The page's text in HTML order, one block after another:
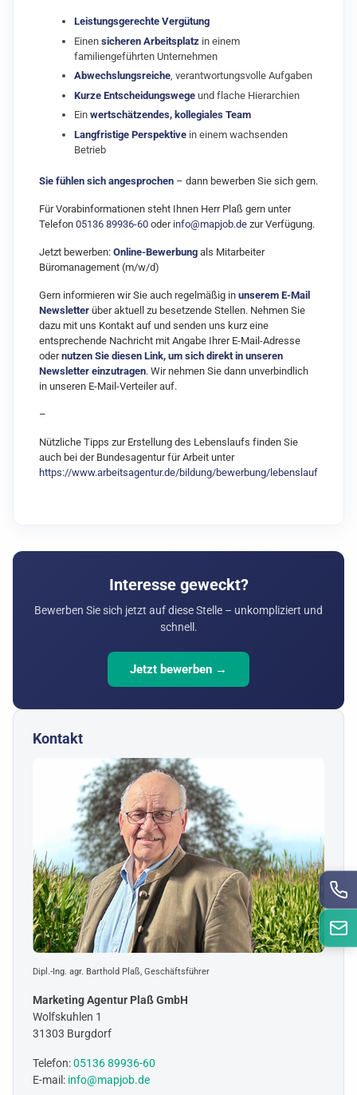
Leistungsgerechte Vergütung
Einen sicheren Arbeitsplatz in einem
familiengeführten Unternehmen
Abwechslungsreiche, verantwortungsvolle Aufgaben
Kurze Entscheidungswege und flache Hierarchien
Ein wertschätzendes, kollegiales Team
Langfristige Perspektive in einem wachsenden
Betrieb
Sie fühlen sich angesprochen – dann bewerben Sie sich gern.
Für Vorabinformationen steht Ihnen Herr Plaß gern unter
Telefon 05136 89936-60 oder info@mapjob.de zur Verfügung.
Jetzt bewerben: Online-Bewerbung als Mitarbeiter
Büromanagement (m/w/d)
Gern informieren wir Sie auch regelmäßig in unserem E-Mail
Newsletter über aktuell zu besetzende Stellen. Nehmen Sie
dazu mit uns Kontakt auf und senden uns kurz eine
entsprechende Nachricht mit Angabe Ihrer E-Mail-Adresse
odernutzen Sie diesen Link, um sich direkt in unseren
Newsletter einzutragen. Wir nehmen Sie dann unverbindlich
in unseren E-Mail-Verteiler auf.
–
Nützliche Tipps zur Erstellung des Lebenslaufs finden Sie
auch bei der Bundesagentur für Arbeit unter
https://www.arbeitsagentur.de/bildung/bewerbung/lebenslauf
Interesse geweckt?
Bewerben Sie sich jetzt auf diese Stelle – unkompliziert und
schnell.
Jetzt bewerben →
Kontakt
Dipl.-Ing. agr. Barthold Plaß, Geschäftsführer
Marketing Agentur Plaß GmbH
Wolfskuhlen 1
31303 Burgdorf
Telefon:05136 89936-60
E-mail: info@mapjob.de